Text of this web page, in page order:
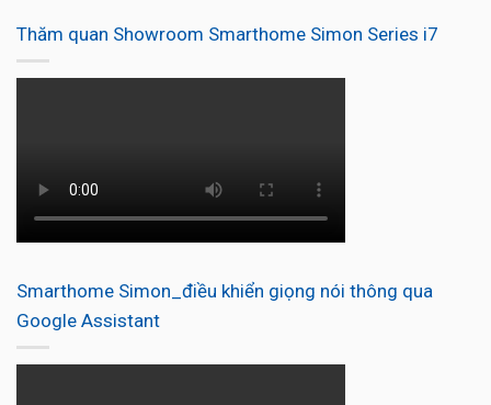
Thăm quan Showroom Smarthome Simon Series i7
Smarthome Simon_điều khiển giọng nói thông qua
Google Assistant